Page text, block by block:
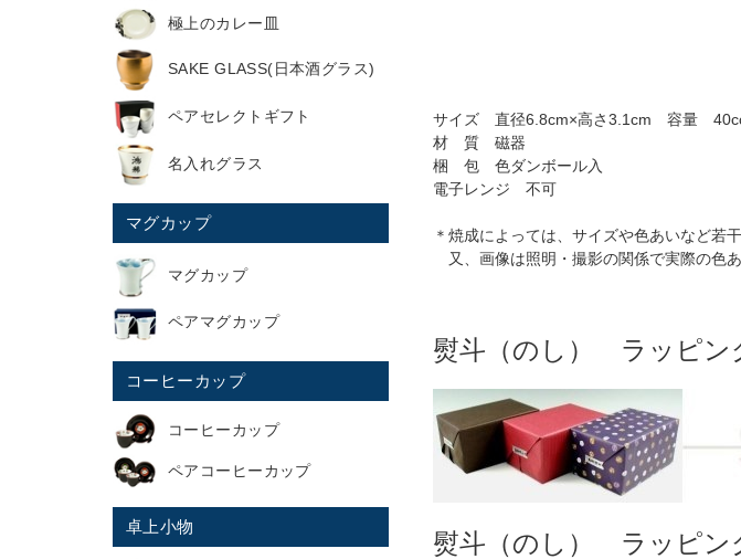
サイズ 直径6.8cm×高さ3.1cm 容量
材 質 磁器
梱 包 色ダンボール入
電子レンジ 不可
＊焼成によっては、サイズや色あいなど若
又、画像は照明・撮影の関係で実際の色
熨斗（のし） ラッピ
熨斗（のし） ラッピ
極上のカレー皿
SAKE GLASS(日本酒グラス)
ペアセレクトギフト
名入れグラス
マグカップ
マグカップ
ペアマグカップ
コーヒーカップ
コーヒーカップ
ペアコーヒーカップ
卓上小物